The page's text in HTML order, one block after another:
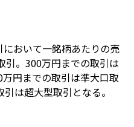
おいて一銘柄あたりの売
引。300万円までの取引は
円までの取引は準大口取
は超大型取引となる。